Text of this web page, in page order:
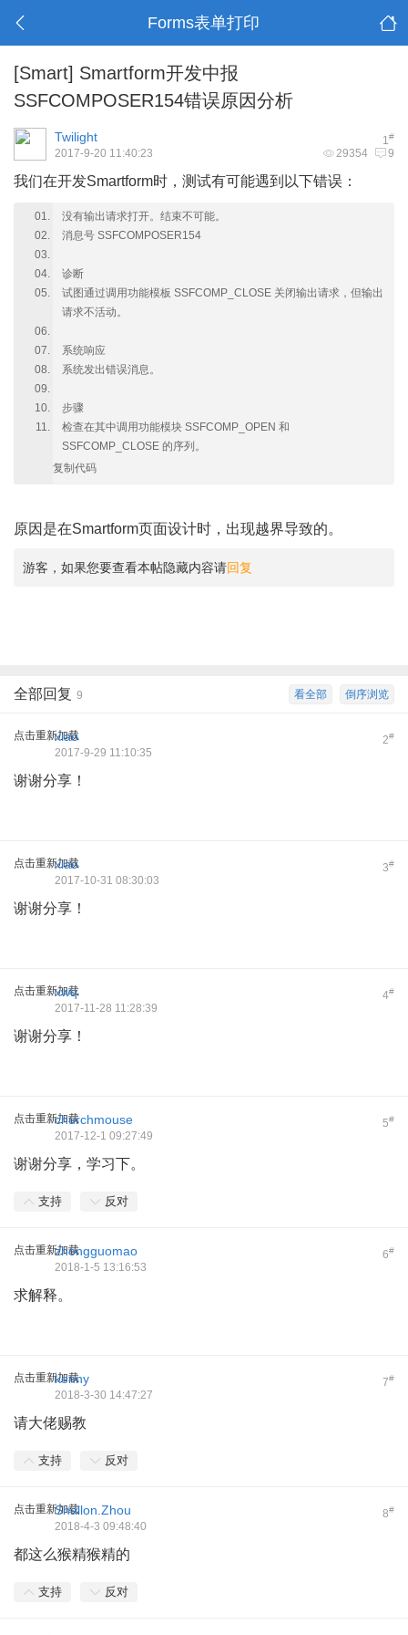
Forms表单打印
[Smart] Smartform开发中报
SSFCOMPOSER154错误原因分析
1#
Twilight
29354 9
2017-9-20 11:40:23
我们在开发Smartform时，测试有可能遇到以下错误：
没有输出请求打开。结束不可能。
消息号 SSFCOMPOSER154
诊断
试图通过调用功能模板 SSFCOMP_CLOSE 关闭输出请求，但输出
请求不活动。
系统响应
系统发出错误消息。
步骤
检查在其中调用功能模块 SSFCOMP_OPEN 和
SSFCOMP_CLOSE 的序列。
复制代码
原因是在Smartform页面设计时，出现越界导致的。
游客，如果您要查看本帖隐藏内容请回复
倒序浏览
看全部
全部回复 9
点击重新加载 2#
xiao
2017-9-29 11:10:35
谢谢分享！
点击重新加载 3#
xiao
2017-10-31 08:30:03
谢谢分享！
点击重新加载 4#
xwq
2017-11-28 11:28:39
谢谢分享！
点击重新加载 5#
churchmouse
2017-12-1 09:27:49
谢谢分享，学习下。
支持 反对
点击重新加载 6#
zhongguomao
2018-1-5 13:16:53
求解释。
点击重新加载 7#
kenny
2018-3-30 14:47:27
请大佬赐教
支持 反对
点击重新加载 8#
Shallon.Zhou
2018-4-3 09:48:40
都这么猴精猴精的
支持 反对